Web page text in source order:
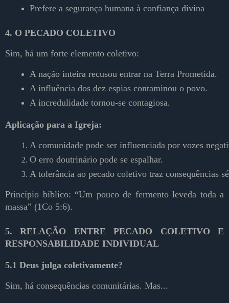
Prefere a segurança humana à confiança divina
4. O PECADO COLETIVO
Sim, há um forte elemento coletivo:
A nação inteira recusou entrar na Terra Prometida.
A influência dos dez espias contaminou o povo.
A incredulidade tornou-se contagiosa.
Aplicação para a Igreja:
A comunidade pode ser influenciada por vozes
O erro doutrinário pode se espalhar.
A tolerância ao pecado coletivo traz consequências
Princípio bíblico: “Um pouco de fermento leveda toda a
massa” (1Co 5:6).
5. RELAÇÃO ENTRE PECADO COLETIVO E
RESPONSABILIDADE INDIVIDUAL
5.1 Deus julga coletivamente?
Sim, há consequências comunitárias. Mas...